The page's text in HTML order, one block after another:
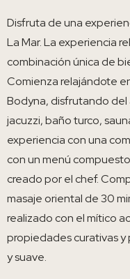
Disfruta de una
La Mar. La experiencia
combinación única de
Comienza relajándote
Bodyna, disfrutando del
jacuzzi, baño turco,
experiencia con una
con un menú
creado por el chef.
masaje oriental de 30
realizado con el mítico
propiedades curativas
y suave.